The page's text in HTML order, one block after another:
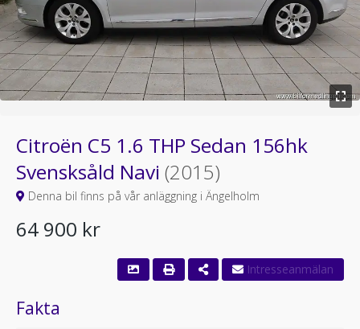
Citroën C5 1.6 THP Sedan 156hk
Svensksåld Navi (2015)
Denna bil finns på vår anläggning i Ängelholm
64 900 kr
Fakta